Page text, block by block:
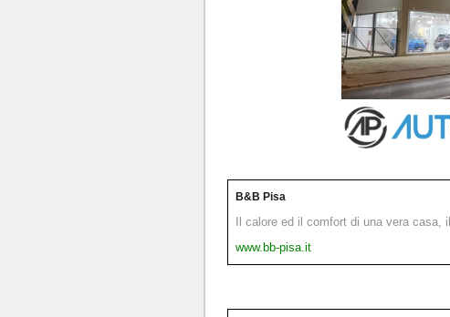
B&B Pisa
Il calore ed il comfort di una vera
www.bb-pisa.it